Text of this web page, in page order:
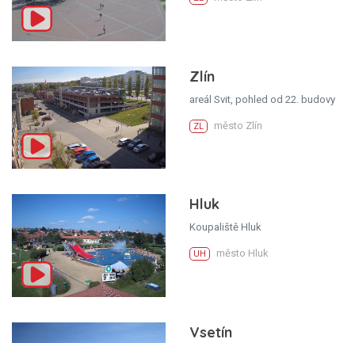
Zlín
areál Svit, pohled od 22. budovy
ZL město Zlín
Hluk
Koupaliště Hluk
UH město Hluk
Vsetín